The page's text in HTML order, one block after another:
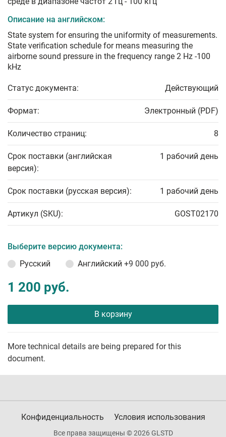
Описание на английском:
State system for ensuring the uniformity of measurements.
State verification schedule for means measuring the
airborne sound pressure in the frequency range 2 Hz -100
kHz
Статус документа: Действующий
Формат: Электронный (PDF)
Количество страниц: 8
Срок поставки (английская
версия):
1 рабочий день
Срок поставки (русская версия): 1 рабочий день
Артикул (SKU): GOST02170
Выберите версию документа:
Русский
Английский +9 000 руб.
1 200 руб.
В корзину
More technical details are being prepared for this
document.
Конфиденциальность Условия использования
Все права защищены © 2026 GLSTD